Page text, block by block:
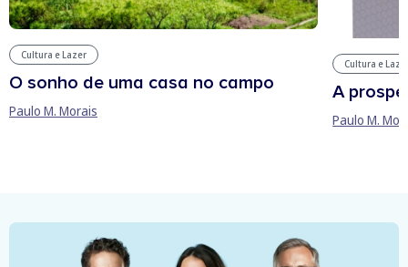
Cultura e Lazer
O sonho de uma casa no campo
Paulo M. Morais
Cultura e
A
Paulo M.